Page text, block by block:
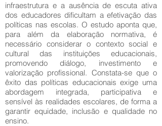
infraestrutura e a ausência de escuta ativa
dos educadores dificultam a efetivação das
políticas nas escolas. O estudo aponta que,
para além da elaboração normativa, é
necessário considerar o contexto social e
cultural das instituições educacionais,
promovendo diálogo, investimento e
valorização profissional. Constata-se que o
êxito das políticas educacionais exige uma
abordagem integrada, participativa e
sensível às realidades escolares, de forma a
garantir equidade, inclusão e qualidade no
ensino.